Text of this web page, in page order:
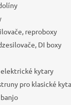
reproboxy
DI boxy
kytary
pro klasické